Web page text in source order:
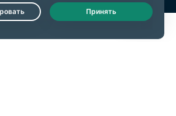
Live Chat